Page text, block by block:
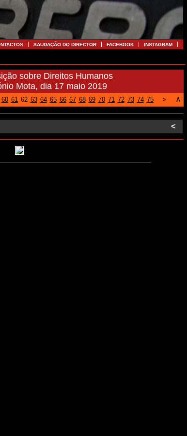
SAUDAÇÃO DO DIRECTOR FACEBOOK INSTAGRAM
sobre Direitos Humanos
Mota, dia 17 maio 2019
60 61 62 63 64 65 66 67 68 69 70 71 72 73 74 75 > ∧
<